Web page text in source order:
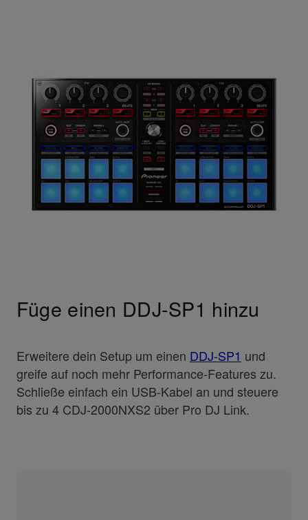
Füge einen DDJ-SP1 hinzu
Erweitere dein Setup um einen DDJ-SP1 und
greife auf noch mehr Performance-Features zu.
Schließe einfach ein USB-Kabel an und steuere
bis zu 4 CDJ-2000NXS2 über Pro DJ Link.